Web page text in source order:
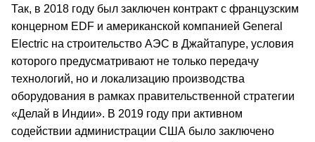
Так, в 2018 году был заключен контракт с французским
концерном EDF и американской компанией General
Electric на строительство АЭС в Джайтапуре, условия
которого предусматривают не только передачу
технологий, но и локализацию производства
оборудования в рамках правительственной стратегии
«Делай в Индии». В 2019 году при активном
содействии администрации США было заключено